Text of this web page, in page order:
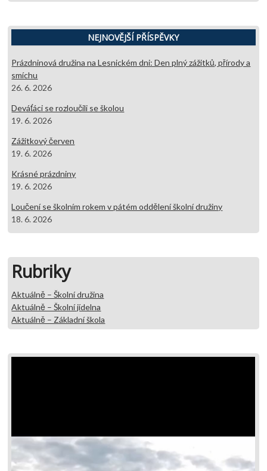
NEJNOVĚJŠÍ PŘÍSPĚVKY
Prázdninová družina na Lesnickém dni: Den plný zážitků, přírody a
smíchu
26. 6. 2026
Deváťáci se rozloučili se školou
19. 6. 2026
Zážitkový červen
19. 6. 2026
Krásné prázdniny
19. 6. 2026
Loučení se školním rokem v pátém oddělení školní družiny
18. 6. 2026
Rubriky
Aktuálně – Školní družina
Aktuálně – Školní jídelna
Aktuálně – Základní škola